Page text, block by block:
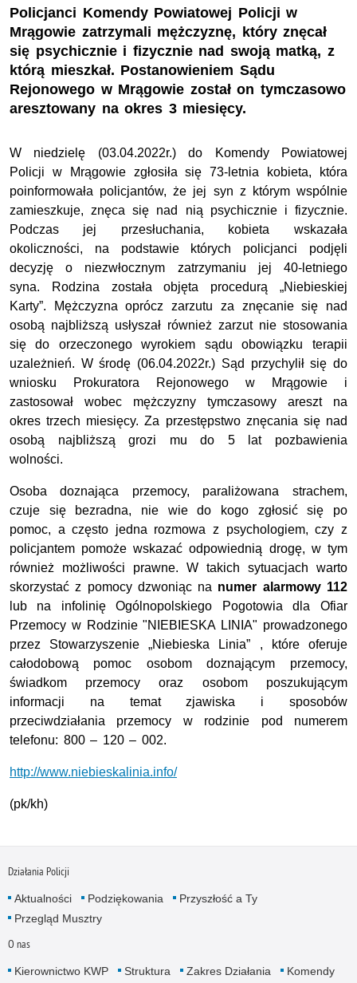
Policjanci Komendy Powiatowej Policji w
Mrągowie zatrzymali mężczyznę, który znęcał
się psychicznie i fizycznie nad swoją matką, z
którą mieszkał. Postanowieniem Sądu
Rejonowego w Mrągowie został on tymczasowo
aresztowany na okres 3 miesięcy.
W niedzielę (03.04.2022r.) do Komendy Powiatowej
Policji w Mrągowie zgłosiła się 73-letnia kobieta, która
poinformowała policjantów, że jej syn z którym wspólnie
zamieszkuje, znęca się nad nią psychicznie i fizycznie.
Podczas jej przesłuchania, kobieta wskazała
okoliczności, na podstawie których policjanci podjęli
decyzję o niezwłocznym zatrzymaniu jej 40-letniego
syna. Rodzina została objęta procedurą „Niebieskiej
Karty”. Mężczyzna oprócz zarzutu za znęcanie się nad
osobą najbliższą usłyszał również zarzut nie stosowania
się do orzeczonego wyrokiem sądu obowiązku terapii
uzależnień. W środę (06.04.2022r.) Sąd przychylił się do
wniosku Prokuratora Rejonowego w Mrągowie i
zastosował wobec mężczyzny tymczasowy areszt na
okres trzech miesięcy. Za przestępstwo znęcania się nad
osobą najbliższą grozi mu do 5 lat pozbawienia
wolności.
Osoba doznająca przemocy, paraliżowana strachem,
czuje się bezradna, nie wie do kogo zgłosić się po
pomoc, a często jedna rozmowa z psychologiem, czy z
policjantem pomoże wskazać odpowiednią drogę, w tym
również możliwości prawne. W takich sytuacjach warto
skorzystać z pomocy dzwoniąc na numer alarmowy 112
lub na infolinię Ogólnopolskiego Pogotowia dla Ofiar
Przemocy w Rodzinie "NIEBIESKA LINIA" prowadzonego
przez Stowarzyszenie „Niebieska Linia” , które oferuje
całodobową pomoc osobom doznającym przemocy,
świadkom przemocy oraz osobom poszukującym
informacji na temat zjawiska i sposobów
przeciwdziałania przemocy w rodzinie pod numerem
telefonu: 800 – 120 – 002.
http://www.niebieskalinia.info/
(pk/kh)
Działania Policji
Aktualności Podziękowania
Przyszłość a Ty
Przegląd Musztry
O nas
Kierownictwo KWP Struktura Zakres Działania
Komendy